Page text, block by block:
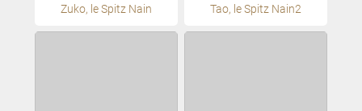
Zuko, le Spitz Nain Tao, le Spitz Nain2